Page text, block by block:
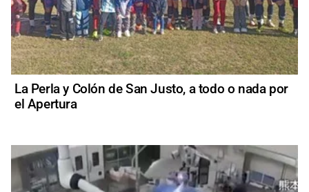
La Perla y Colón de San Justo, a todo o nada por
el Apertura